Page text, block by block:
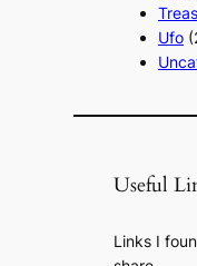
Ufo
Useful
Links I